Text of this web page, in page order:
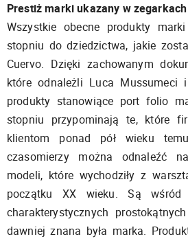
Prestiż marki ukazany w zegarkach
Wszystkie obecne produkty
stopniu do dziedzictwa, jakie
Cuervo. Dzięki zachowanym
które odnależli Luca Mussumeci
produkty stanowiące port folio
stopniu przypominają te, które
klientom ponad pół wieku
czasomierzy można odnaleźć
modeli, które wychodziły z
początku XX wieku. Są
charakterystycznych
dawniej znana była marka.